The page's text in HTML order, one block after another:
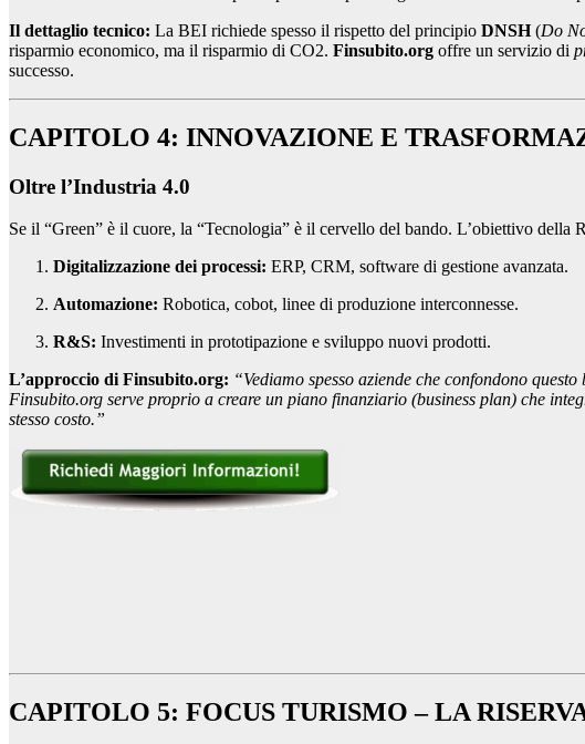
Il dettaglio tecnico: La BEI richiede spesso il rispetto del principio DNSH(Do
risparmio economico, ma il risparmio di CO2. Finsubito.org offre un servizio di
successo.
CAPITOLO 4: INNOVAZIONE E
Oltre l’Industria 4.0
Se il “Green” è il cuore, la “Tecnologia” è il cervello del bando. L’obiettivo
Digitalizzazione dei processi: ERP, CRM, software di gestione avanzata.
Automazione: Robotica, cobot, linee di produzione interconnesse.
R&S: Investimenti in prototipazione e sviluppo nuovi prodotti.
L’approccio di Finsubito.org: “Vediamo spesso aziende che confondono
Finsubito.org serve proprio a creare un piano finanziario (business plan) che
stesso costo.”
CAPITOLO 5: FOCUS TURISMO – LA